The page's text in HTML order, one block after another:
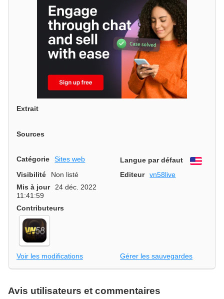
Extrait
Sources
Catégorie Sites web Langue par défaut
Visibilité
Non listé Editeur
vn58live
Mis à jour
24 déc. 2022
11:41:59
Contributeurs
Voir les modifications Gérer les sauvegardes
Avis utilisateurs et commentaires